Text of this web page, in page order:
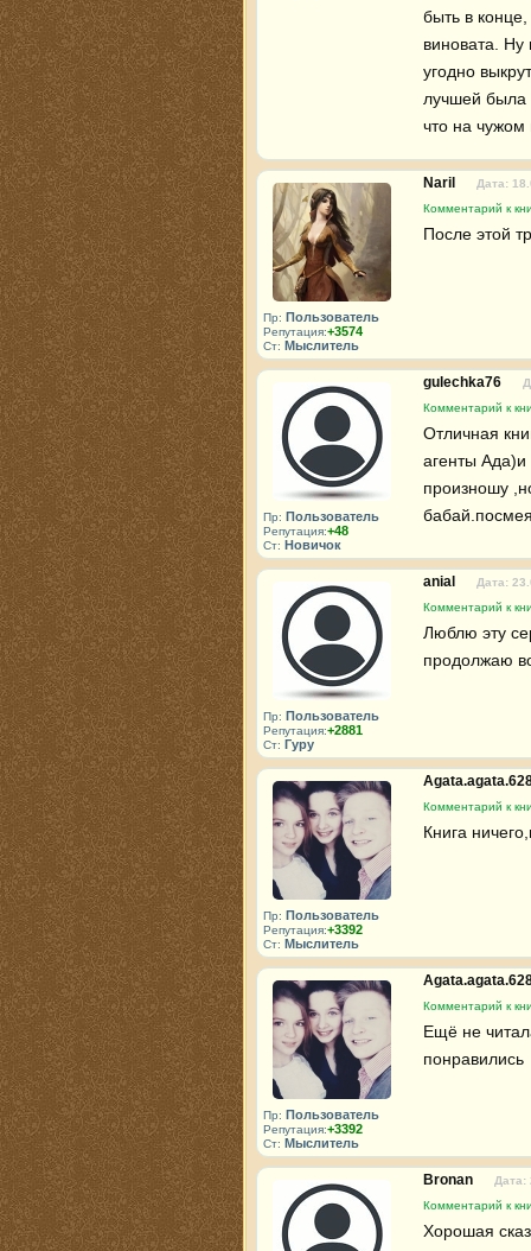
быть в
виновата. Ну
угодно
лучшей была
что на чужом
Пр: Пользователь
Репутация:+3574
Ст: Мыслитель
Naril
Дата:
Комментарий к
После этой
Пр: Пользователь
Репутация:+48
Ст: Новичок
gulechka76
Комментарий к
Отличная
агенты
произношу
Пр: Пользователь
Репутация:+2881
Ст: Гуру
anial
Дата:
Комментарий к
Люблю эту
продолжаю
Пр: Пользователь
Репутация:+3392
Ст: Мыслитель
Комментарий к
Книга
Пр: Пользователь
Репутация:+3392
Ст: Мыслитель
Комментарий к
Ещё не
понравились
Bronan
Дата:
Комментарий к
Хорошая